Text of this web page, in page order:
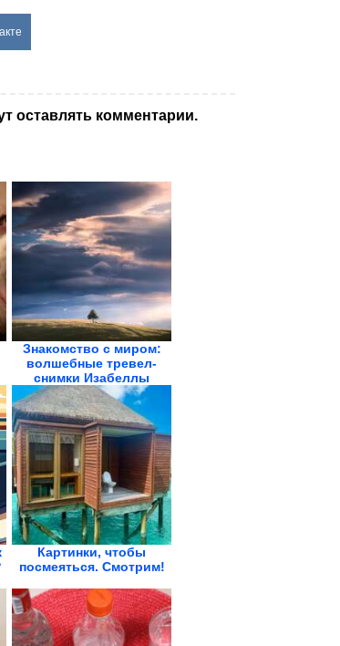
оставлять комментарии.
Знакомство с миром:
волшебные тревел-
снимки Изабеллы
Табаччи
Картинки, чтобы
посмеяться. Смотрим!